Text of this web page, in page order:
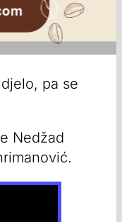
pa se
Nedžad